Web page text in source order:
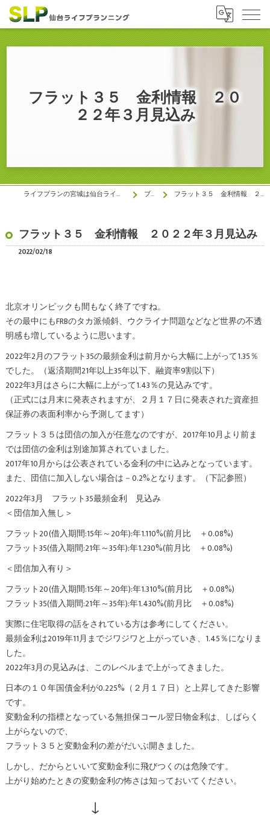
フラット３５ 金利情報 ２０
２２年３月見込み
ライフプランの宮城は仙台ライフプランニング株式会社 ブログ フラット３５ 金利情報 ２０２２年３月見込み
フラット３５ 金利情報 ２０２２年３月見込み
2022/02/18
北京オリンピックも間もなく終了ですね。
その最中にもFRBのタカ派傾斜、ウクライナ問題などなど世界の不透
明感も増しているように思います。
2022年2月のフラット35の最頻金利は前月から大幅に上がって1.35％
でした。（返済期間21年以上35年以下、融資率9割以下）
2022年3月はさらに大幅に上がって1.43％の見込みです。
（正式には月末に発表されますが、２月１７日に発表された資産担
保証券の表面利率から予測してます）
フラット３５は団信の加入が任意なのですが、2017年10月より前ま
では団信の金利は別途加算されていました。
2017年10月からは公表されている金利の中に込みとなっています。
また、団信に加入しない場合は－0.2%となります。（下記参照）
2022年3月 フラット35最頻金利 見込み
＜団信加入無し＞
フラット20(借入期間:15年～20年):年1.110%(前月比 ＋0.08%)
フラット35(借入期間:21年～35年):年1.230%(前月比 ＋0.08%)
＜団信加入有り＞
フラット20(借入期間:15年～20年):年1.310%(前月比 ＋0.08%)
フラット35(借入期間:21年～35年):年1.430%(前月比 ＋0.08%)
実際に住宅取得の話をされている方は参考にしてください。
最頻金利は2019年11月までジワジワと上がっていき、1.45％になりま
した。
2022年3月の見込みは、このレベルまで上がってきました。
日本の１０年国債金利が0.225%（２月１７日）と上昇してきた影響
です。
変動金利の指標となっている無担保コール翌日物金利は、しばらく
上がらないので、
フラット３５と変動金利の差がだいぶ開きました。
しかし、だからといいて変動金利に飛びつくのは危険です。
上がり始めたときの変動金利の怖さは知っておいてください。
↓